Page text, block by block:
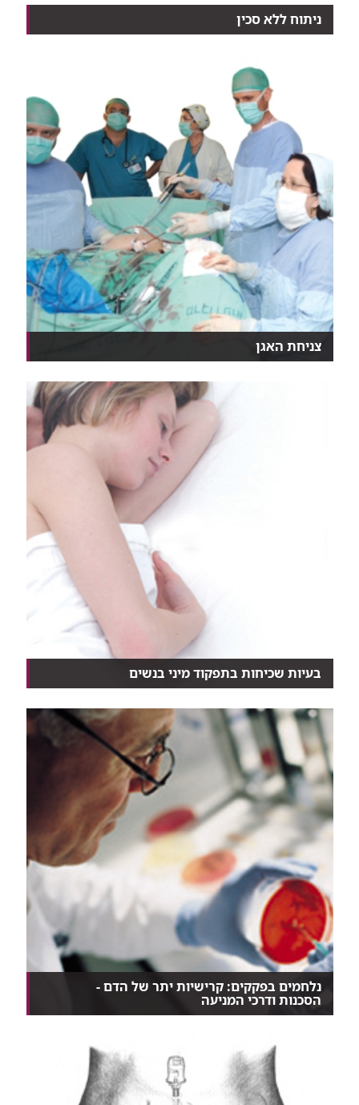
ניתוח ללא סכין
טכנולוגיה חדשנית המשלבת MRI ואולטרסאונד ממוקד
צניחת האגן
צניחה של רצפת האגן הינה תופעה שכיחה בקרב נשים,
בעיות שכיחות בתפקוד מיני בנשים
כמעט מחצית מהנשים בישראל (40%-44%), בכל
הגילאים, מ...
נלחמים בפקקים: קרישיות יתר של הדם -
הסכנות ודרכי המניעה
אחד מתוך כל ארבעה, נשים וגברים כאחד, סובל